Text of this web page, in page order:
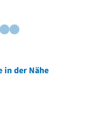
in der Nähe